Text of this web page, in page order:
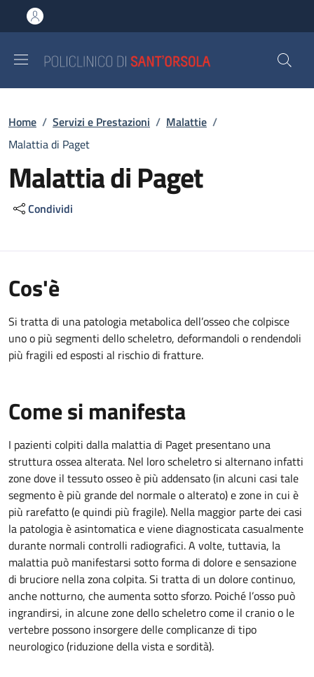
al contenuto principale
to footer content
Briciole di pane
Home / Servizi e Prestazioni / Malattie /
Malattia di Paget
Malattia di Paget
Condividi
Cos'è
Si tratta di una patologia metabolica dell’osseo che colpisce
uno o più segmenti dello scheletro, deformandoli o rendendoli
più fragili ed esposti al rischio di fratture.
Come si manifesta
I pazienti colpiti dalla malattia di Paget presentano una
struttura ossea alterata. Nel loro scheletro si alternano infatti
zone dove il tessuto osseo è più addensato (in alcuni casi tale
segmento è più grande del normale o alterato) e zone in cui è
più rarefatto (e quindi più fragile). Nella maggior parte dei casi
la patologia è asintomatica e viene diagnosticata casualmente
durante normali controlli radiografici. A volte, tuttavia, la
malattia può manifestarsi sotto forma di dolore e sensazione
di bruciore nella zona colpita. Si tratta di un dolore continuo,
anche notturno, che aumenta sotto sforzo. Poiché l’osso può
ingrandirsi, in alcune zone dello scheletro come il cranio o le
vertebre possono insorgere delle complicanze di tipo
neurologico (riduzione della vista e sordità).